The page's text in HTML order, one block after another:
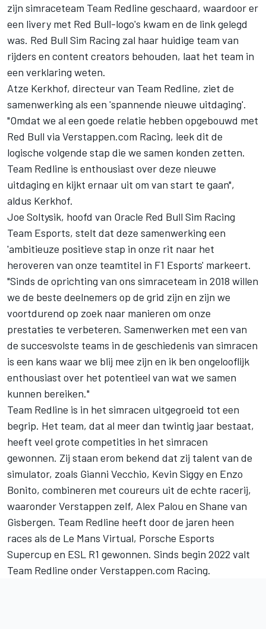
zijn simraceteam Team Redline geschaard, waardoor er
een livery met Red Bull-logo's kwam en de link gelegd
was. Red Bull Sim Racing zal haar huidige team van
rijders en content creators behouden, laat het team in
een verklaring weten.
Atze Kerkhof, directeur van Team Redline, ziet de
samenwerking als een 'spannende nieuwe uitdaging'.
"Omdat we al een goede relatie hebben opgebouwd met
Red Bull via Verstappen.com Racing, leek dit de
logische volgende stap die we samen konden zetten.
Team Redline is enthousiast over deze nieuwe
uitdaging en kijkt ernaar uit om van start te gaan",
aldus Kerkhof.
Joe Soltysik, hoofd van Oracle Red Bull Sim Racing
Team Esports, stelt dat deze samenwerking een
'ambitieuze positieve stap in onze rit naar het
heroveren van onze teamtitel in F1 Esports' markeert.
"Sinds de oprichting van ons simraceteam in 2018 willen
we de beste deelnemers op de grid zijn en zijn we
voortdurend op zoek naar manieren om onze
prestaties te verbeteren. Samenwerken met een van
de succesvolste teams in de geschiedenis van simracen
is een kans waar we blij mee zijn en ik ben ongelooflijk
enthousiast over het potentieel van wat we samen
kunnen bereiken."
Team Redline is in het simracen uitgegroeid tot een
begrip. Het team, dat al meer dan twintig jaar bestaat,
heeft veel grote competities in het simracen
gewonnen. Zij staan erom bekend dat zij talent van de
simulator, zoals Gianni Vecchio, Kevin Siggy en Enzo
Bonito, combineren met coureurs uit de echte racerij,
waaronder Verstappen zelf, Alex Palou en Shane van
Gisbergen. Team Redline heeft door de jaren heen
races als de Le Mans Virtual, Porsche Esports
Supercup en ESL R1 gewonnen. Sinds begin 2022 valt
Team Redline onder Verstappen.com Racing.